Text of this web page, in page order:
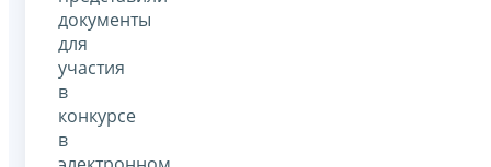
документы
для
участия
в
конкурсе
в